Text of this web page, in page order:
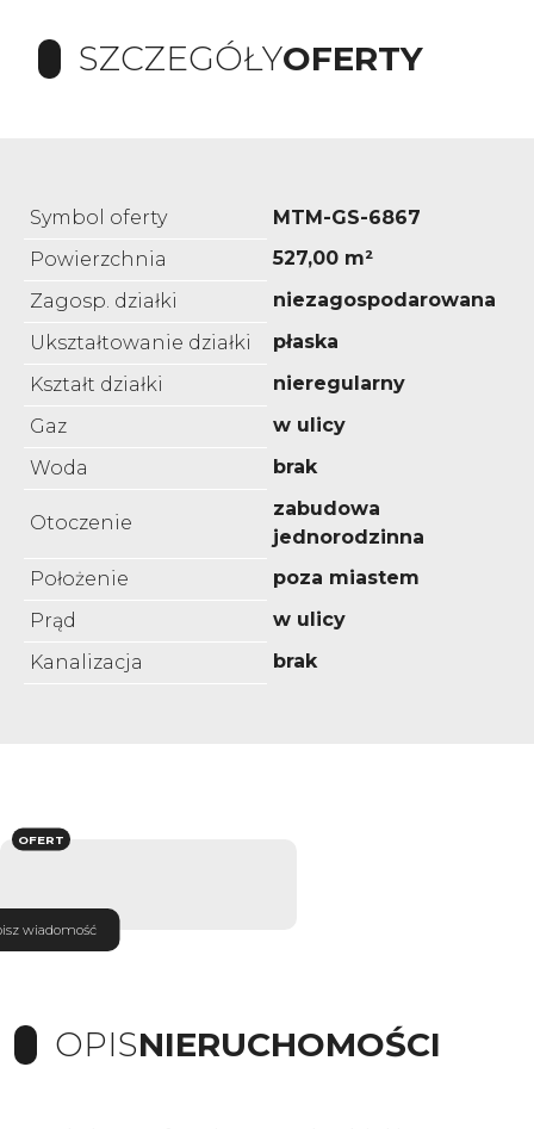
SZCZEGÓŁYOFERTY
Symbol oferty
MTM-GS-6867
Powierzchnia
527,00 m²
Zagosp. działki
niezagospodarowana
Ukształtowanie działki
płaska
Kształt działki
nieregularny
Gaz
w ulicy
Woda
brak
Otoczenie
zabudowa
jednorodzinna
Położenie
poza miastem
Prąd
w ulicy
Kanalizacja
brak
wiadomość
OFERT
OPISNIERUCHOMOŚCI